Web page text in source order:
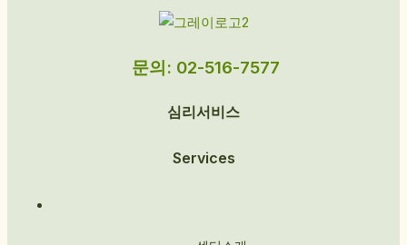
문의: 02-516-7577
심리서비스
Services